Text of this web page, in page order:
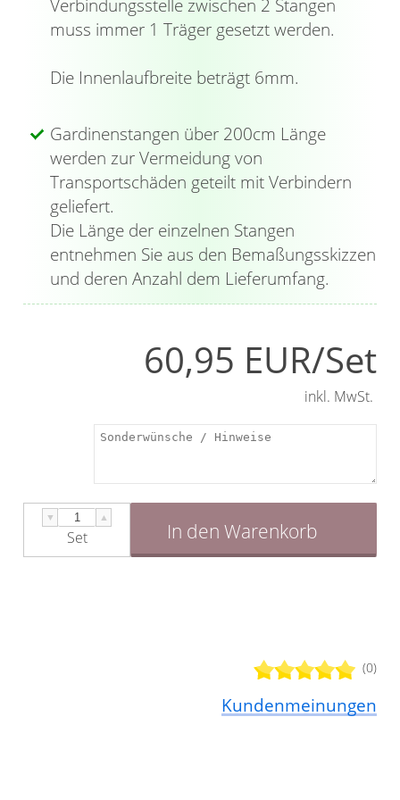
Endstücke die Form eines Kegelstumpfs,
wirken antik und können auch an einen
Türknauf erinnern. Mit dem beiliegenden
Innensechskantschlüssel werden sie fixiert. Die
Längen bestellen. Abhängig davon sind
zusätzlich Verbinder mit
Innensechskantschlüssel im Lieferumfang
enthalten, welche die einzelnen
Gardinenstangen zusammenführen und für
Stabilität sorgen. Die robusten Träger besitzen
jeweils eine halbrunde Öffnung und dienen der
Schraubmontage an der Wand. Dabei haben
wahlweise mit der Öffnung nach oben oder
unten anzubringen. Sie wird in die Träger
eingelegt und anschließend mit kleinen
Schrauben fixiert.
muss immer 1 Träger gesetzt werden.
Die Innenlaufbreite beträgt 6mm.
Gardinenstangen über 200cm Länge
werden zur Vermeidung von
Transportschäden geteilt mit Verbindern
geliefert.
Die Länge der einzelnen Stangen
entnehmen Sie aus den Bemaßungsskizzen
und deren Anzahl dem Lieferumfang.
(0)
Kundenmeinungen
60,95 EUR/Set
inkl. MwSt.
▼ ▲
Set In den Warenkorb